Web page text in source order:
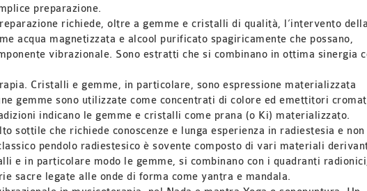
preparazione.
richiede, oltre a gemme e cristalli di qualità, l’intervento della
acqua magnetizzata e alcool purificato spagiricamente che possano,
vibrazionale. Sono estratti che si combinano in ottima sinergia
Cristalli e gemme, in particolare, sono espressione materializzata
gemme sono utilizzate come concentrati di colore ed emettitori
indicano le gemme e cristalli come prana (o Ki) materializzato.
sottile che richiede conoscenze e lunga esperienza in radiestesia e non
pendolo radiestesico è sovente composto di vari materiali
e in particolare modo le gemme, si combinano con i quadranti
sacre legate alle onde di forma come yantra e mandala.